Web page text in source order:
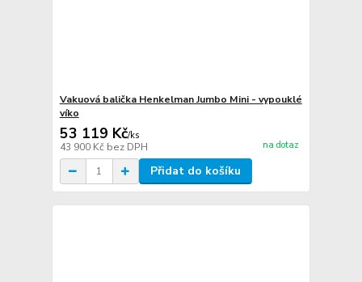
Vakuová balička Henkelman Jumbo Mini - vypouklé
víko
53 119 Kč/ks
43 900 Kč bez DPH na dotaz
Přidat do košíku